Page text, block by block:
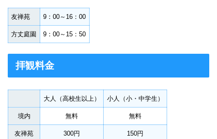
友禅苑 9：00～16：00
方丈庭園 9：00～15：50
拝観料金
大人（高校生以上） 小人（小・中学生）
境内 無料 無料
友禅苑 300円 150円